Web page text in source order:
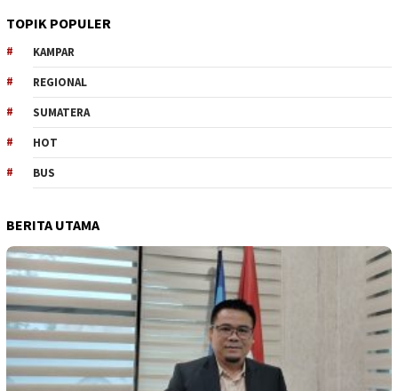
TOPIK POPULER
KAMPAR
REGIONAL
SUMATERA
HOT
BUS
BERITA UTAMA